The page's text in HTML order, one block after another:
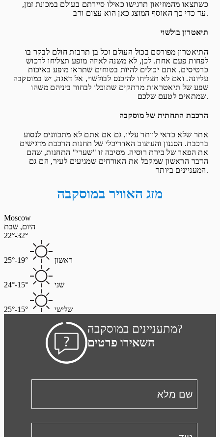
כשתצאו מהמוזיאון תרגישו כאילו סיירתם בעולם במכונת זמן,
עד כדי כך האוסף המוצג כאן הוא עצום ורב.
תיאטרון בולשוי
התיאטרון מפורסם בכול העולם וכל בן תרבות חולם לבקר בו
לפחות פעם אחת. לכן, לא משנה לאיזה מופע תצליחו לרכוש
כרטיסים, אתם יכולים להיות בטוחים שתראו מופע באיכות
עליונה. ואם לא תצליחו להיכנס לבולשוי, אל דאגה, יש במוסקבה
שפע של תיאטראות מרתקים שתוכלו לבחור ביניהם משהו
שמתאים לטעם שלכם.
הרכבת התחתית של מוסקבה
אתר שלא כדאי לוותר עליו, גם אם אתם לא מתכוונים לנסוע
ברכבת. הסגנון והעיצוב האדריכלי של תחנות הרכבת מדגישים
את הפאר של בירת רוסיה. מסיבה זו "שערי" התחנות, שהם
הדבר הראשון שמקבל את האורחים שמגיעים לעיר, הם גם
המעניינים ביותר.
מזג האוויר במוסקבה
Moscow
היום, שבת
22°-32°
ראשון 19°-25°
שני 15°-24°
שלישי 15°-25°
מתעניינים במוסקבה?
השאירו פרטים